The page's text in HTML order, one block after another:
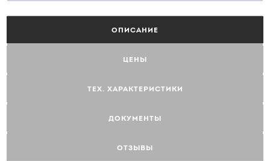
ОПИСАНИЕ
ЦЕНЫ
ТЕХ. ХАРАКТЕРИСТИКИ
ДОКУМЕНТЫ
ОТЗЫВЫ